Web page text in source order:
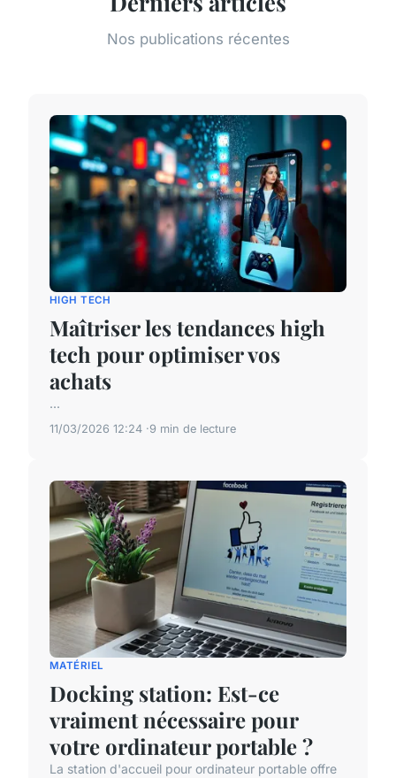
Nos publications récentes
HIGH TECH
Maîtriser les tendances high
tech pour optimiser vos
achats
...
11/03/2026 12:24 9 min de lecture
MATÉRIEL
Docking station: Est-ce
vraiment nécessaire pour
votre ordinateur portable ?
La station d'accueil pour ordinateur portable offre